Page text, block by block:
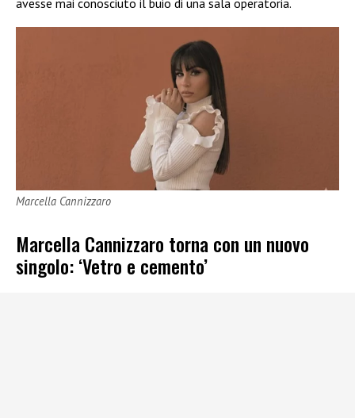
avesse mai conosciuto il buio di una sala operatoria.
Marcella Cannizzaro
Marcella Cannizzaro torna con un nuovo
singolo: ‘Vetro e cemento’